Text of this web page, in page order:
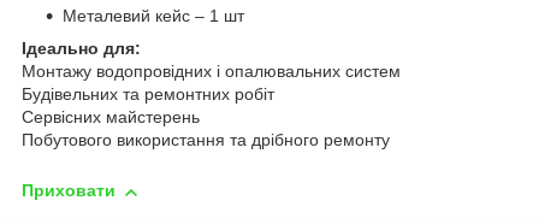
Металевий кейс – 1 шт
Ідеально для:
Монтажу водопровідних і опалювальних систем
Будівельних та ремонтних робіт
Сервісних майстерень
Побутового використання та дрібного ремонту
Приховати